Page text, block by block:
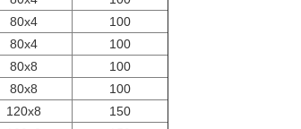
80x4
100
80x4
100
80x8
100
80x8
100
120x8
150